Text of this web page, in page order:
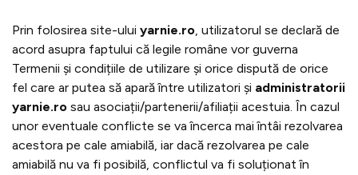
Prin folosirea site-ului yarnie.ro, utilizatorul se declară de
acord asupra faptului că legile române vor guverna
Termenii și condițiile de utilizare și orice dispută de orice
fel care ar putea să apară între utilizatori și administratorii
yarnie.ro sau asociații/partenerii/afiliații acestuia. În cazul
unor eventuale conflicte se va încerca mai întâi rezolvarea
acestora pe cale amiabilă, iar dacă rezolvarea pe cale
amiabilă nu va fi posibilă, conflictul va fi soluționat în